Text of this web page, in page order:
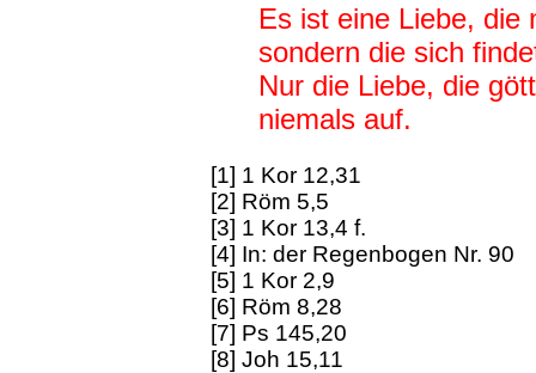
Es ist eine Liebe, die
sondern die sich
Nur die Liebe, die
niemals auf.
[1] 1 Kor 12,31
[2] Röm 5,5
[3] 1 Kor 13,4 f.
[4] In: der Regenbogen Nr. 90
[5] 1 Kor 2,9
[6] Röm 8,28
[7] Ps 145,20
[8] Joh 15,11